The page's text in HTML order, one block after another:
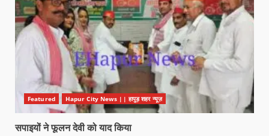
Featured Hapur City News || हापुड़ शहर न्यूज़
सपाइयों ने फूलन देवी को याद किया